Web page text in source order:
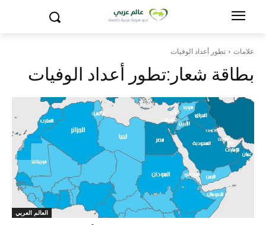
علامات تطور أعداد الوفيات
بطاقة شعار:تطور أعداد الوفيات
العالم العربي